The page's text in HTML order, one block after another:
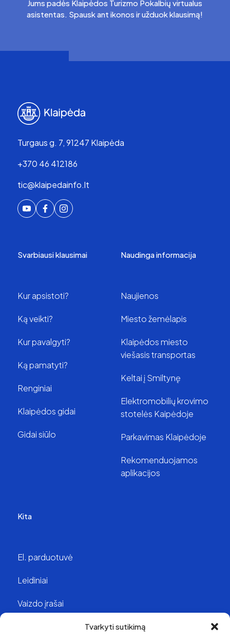
Tvarkyti sutikimą
Jums padės Klaipėdos Turizmo Pokalbių virtualus
asistentas. Spausk ant ikonos ir užduok klausimą!
Turgaus g. 7, 91247 Klaipėda
+370 46 412186
tic@klaipedainfo.lt
Svarbiausi klausimai
Kur apsistoti?
Ką veikti?
Kur pavalgyti?
Ką pamatyti?
Renginiai
Klaipėdos gidai
Gidai siūlo
Naudinga informacija
Naujienos
Miesto žemėlapis
Klaipėdos miesto
viešasis transportas
Keltai į Smiltynę
Elektromobilių krovimo
stotelės Kaipėdoje
Parkavimas Klaipėdoje
Rekomenduojamos
aplikacijos
Kita
El. parduotuvė
Leidiniai
Vaizdo įrašai
Struktūra ir kontaktai